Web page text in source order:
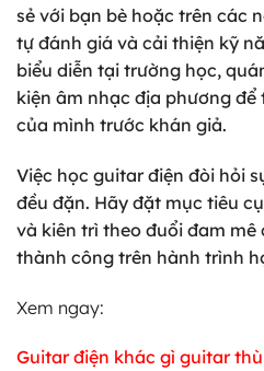
sẻ với bạn bè hoặc trên các
tự đánh giá và cải thiện kỹ
biểu diễn tại trường học,
kiện âm nhạc địa phương
của mình trước khán giả.
Việc học guitar điện đòi hỏi
đều đặn. Hãy đặt mục tiêu
và kiên trì theo đuổi đam mê
thành công trên hành trình
Xem ngay:
Guitar điện khác gì guitar